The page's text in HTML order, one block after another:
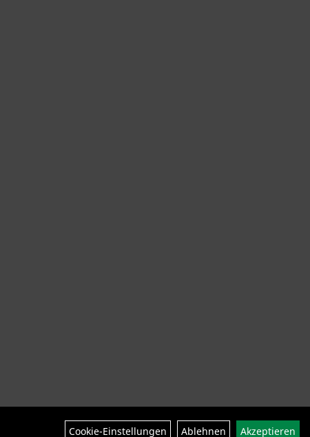
Cookie-Einstellungen Ablehnen Akzeptieren